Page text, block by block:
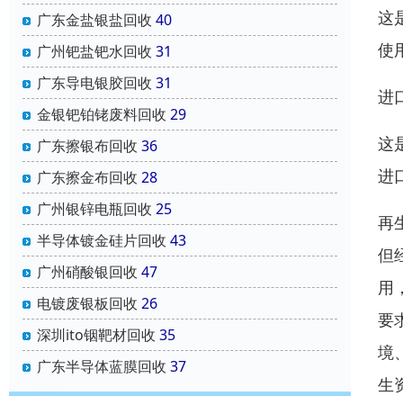
广东金盐银盐回收 40
广州钯盐钯水回收 31
广东导电银胶回收 31
金银钯铂铑废料回收 29
广东擦银布回收 36
广东擦金布回收 28
广州银锌电瓶回收 25
半导体镀金硅片回收 43
广州硝酸银回收 47
电镀废银板回收 26
深圳ito铟靶材回收 35
广东半导体蓝膜回收 37
这
使
进
这
进
再
但
用
要
境
生